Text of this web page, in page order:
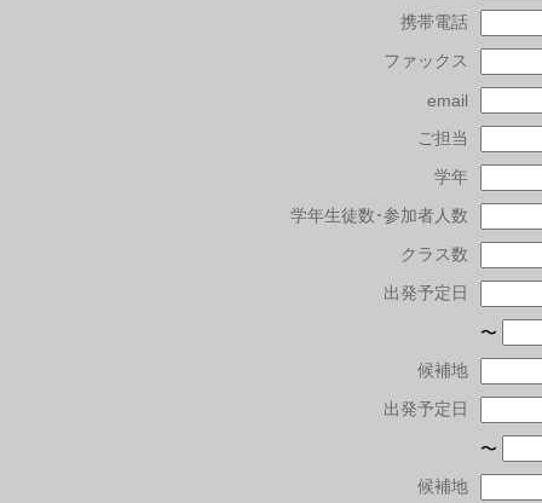
携帯電話
ファックス
email
ご担当
学年
学年生徒数･参加者人数
クラス数
出発予定日
〜
候補地
出発予定日
〜
候補地